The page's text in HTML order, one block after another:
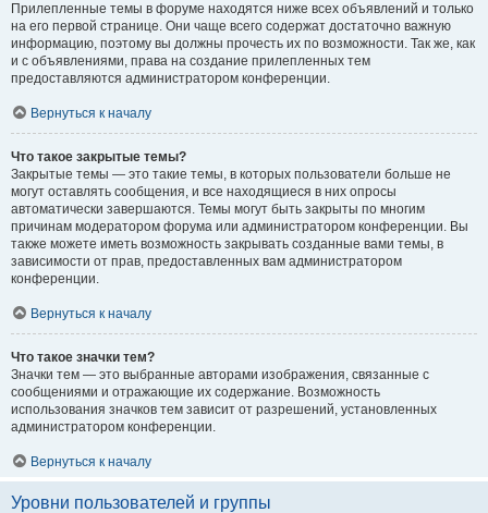
Прилепленные темы в форуме находятся ниже всех объявлений и только
на его первой странице. Они чаще всего содержат достаточно важную
информацию, поэтому вы должны прочесть их по возможности. Так же, как
и с объявлениями, права на создание прилепленных тем
предоставляются администратором конференции.
Вернуться к началу
Что такое закрытые темы?
Закрытые темы — это такие темы, в которых пользователи больше не
могут оставлять сообщения, и все находящиеся в них опросы
автоматически завершаются. Темы могут быть закрыты по многим
причинам модератором форума или администратором конференции. Вы
также можете иметь возможность закрывать созданные вами темы, в
зависимости от прав, предоставленных вам администратором
конференции.
Вернуться к началу
Что такое значки тем?
Значки тем — это выбранные авторами изображения, связанные с
сообщениями и отражающие их содержание. Возможность
использования значков тем зависит от разрешений, установленных
администратором конференции.
Вернуться к началу
Уровни пользователей и группы